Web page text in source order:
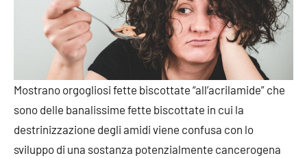
Mostrano orgogliosi fette biscottate “all’acrilamide” che
sono delle banalissime fette biscottate in cui la
destrinizzazione degli amidi viene confusa con lo
sviluppo di una sostanza potenzialmente cancerogena